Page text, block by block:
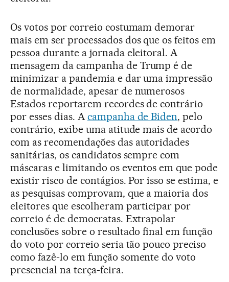
Os votos por correio costumam demorar
mais em ser processados dos que os feitos em
pessoa durante a jornada eleitoral. A
mensagem da campanha de Trump é de
minimizar a pandemia e dar uma impressão
de normalidade, apesar de numerosos
Estados reportarem recordes de contrário
por esses dias. Acampanha de Biden, pelo
contrário, exibe uma atitude mais de acordo
com as recomendações das autoridades
sanitárias, os candidatos sempre com
máscaras e limitando os eventos em que pode
existir risco de contágios. Por isso se estima, e
as pesquisas comprovam, que a maioria dos
eleitores que escolheram participar por
correio é de democratas. Extrapolar
conclusões sobre o resultado final em função
do voto por correio seria tão pouco preciso
como fazê-lo em função somente do voto
presencial na terça-feira.